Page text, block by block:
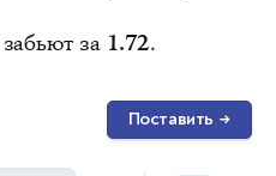
за 1.72.
Поставить →